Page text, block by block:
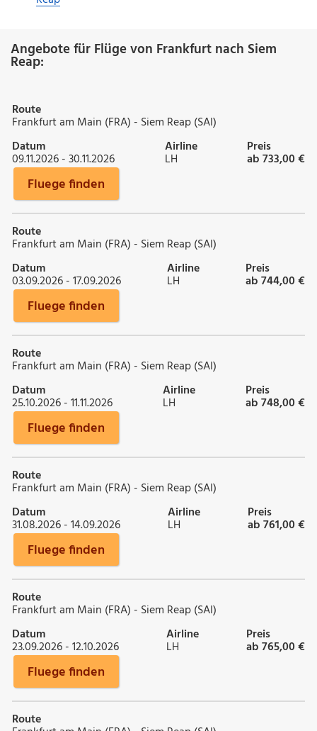
Angebote für Flüge von Frankfurt nach Siem
Reap:
Route
Frankfurt am Main (FRA) - Siem Reap (SAI)
Datum
09.11.2026 - 30.11.2026
Airline
LH
Preis
ab 733,00 €
Fluege finden
Route
Frankfurt am Main (FRA) - Siem Reap (SAI)
Datum
03.09.2026 - 17.09.2026
Airline
LH
Preis
ab 744,00 €
Fluege finden
Route
Frankfurt am Main (FRA) - Siem Reap (SAI)
Datum
25.10.2026 - 11.11.2026
Airline
LH
Preis
ab 748,00 €
Fluege finden
Route
Frankfurt am Main (FRA) - Siem Reap (SAI)
Datum
31.08.2026 - 14.09.2026
Airline
LH
Preis
ab 761,00 €
Fluege finden
Route
Frankfurt am Main (FRA) - Siem Reap (SAI)
Datum
23.09.2026 - 12.10.2026
Airline
LH
Preis
ab 765,00 €
Fluege finden
Route